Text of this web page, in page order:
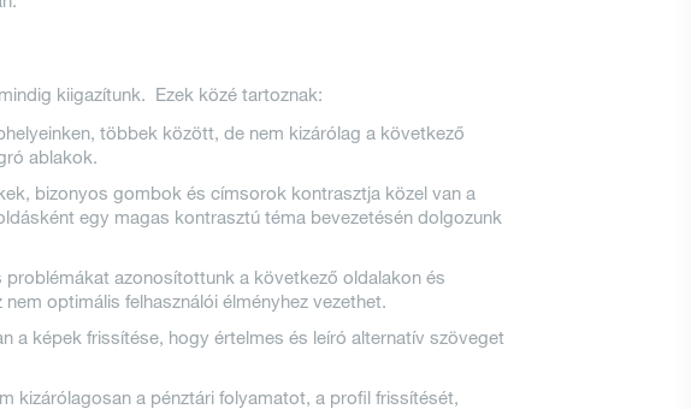
kiigazítunk. Ezek közé tartoznak:
többek között, de nem kizárólag a következő
ablakok.
bizonyos gombok és címsorok kontrasztja közel van a
egy magas kontrasztú téma bevezetésén dolgozunk
azonosítottunk a következő oldalakon és
optimális felhasználói élményhez vezethet.
a képek frissítése, hogy értelmes és leíró alternatív szöveget
kizárólagosan a pénztári folyamatot, a profil frissítését,